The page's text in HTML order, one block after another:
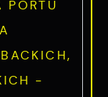
PORTU
-